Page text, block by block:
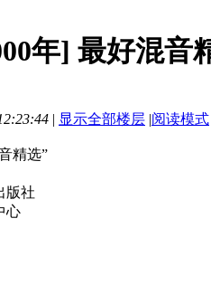
年] 最好混音
| 显示全部楼层 |阅读模式
精选”
版社
心